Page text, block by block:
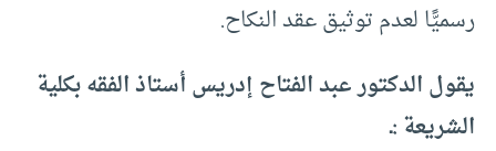
رسميًّا لعدم توثيق عقد النكاح.
يقول الدكتور عبد الفتاح إدريس أستاذ الفقه بكلية
الشريعة :ـ